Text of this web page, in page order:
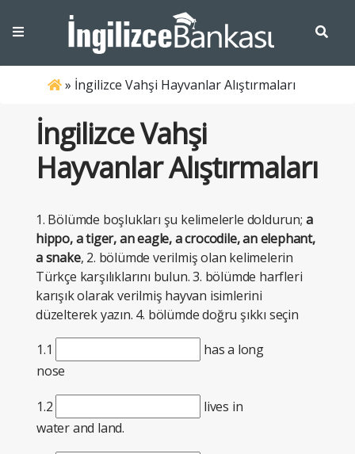
» İngilizce Vahşi Hayvanlar Alıştırmaları
İngilizce Vahşi
Hayvanlar Alıştırmaları
1. Bölümde boşlukları şu kelimelerle doldurun; a
hippo, a tiger, an eagle, a crocodile, an elephant,
a snake, 2. bölümde verilmiş olan kelimelerin
Türkçe karşılıklarını bulun. 3. bölümde harfleri
karışık olarak verilmiş hayvan isimlerini
düzelterek yazın. 4. bölümde doğru şıkkı seçin
1.1
has a long
nose
1.2
lives in
water and land.